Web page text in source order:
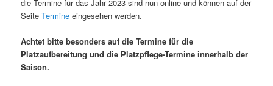
die Termine für das Jahr 2023 sind nun online und können auf der
SeiteTermine eingesehen werden.
Achtet bitte besonders auf die Termine für die
Platzaufbereitung und die Platzpflege-Termine innerhalb der
Saison.